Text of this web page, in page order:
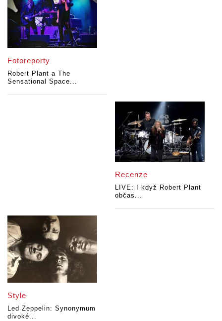
Fotoreporty
Robert Plant a The
Sensational Space...
Recenze
LIVE: I když Robert Plant
občas...
Style
Led Zeppelin: Synonymum
divoké...